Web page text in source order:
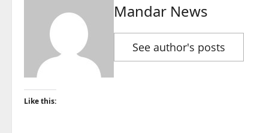
Mandar News
See author's posts
Like this: